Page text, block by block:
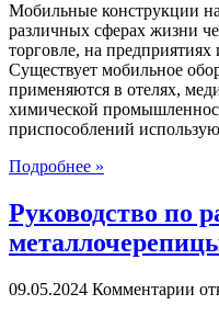
Мобильные конструкции
различных сферах жизни
торговле, на
Существует мобильное
применяются в отелях,
химической
приспособлений
Подробнее »
Руководство по
09.05.2024 Комментарии к